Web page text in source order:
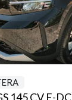
145 CV E-